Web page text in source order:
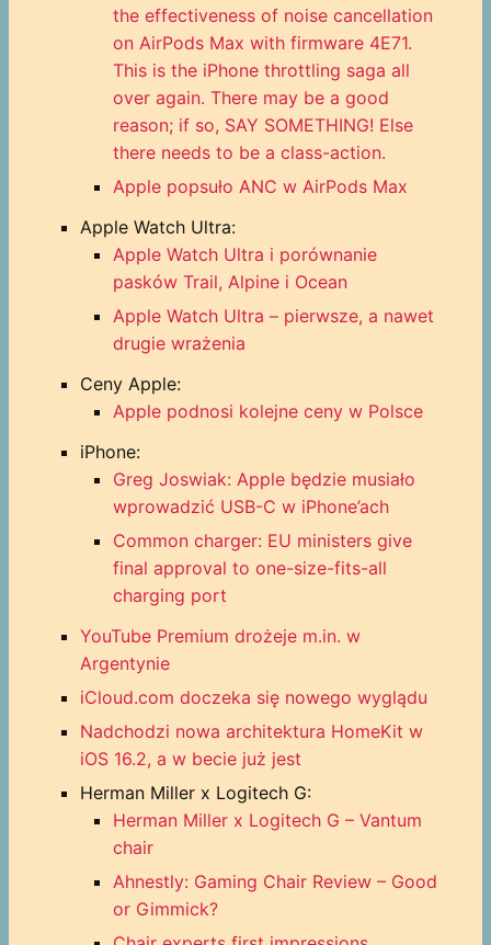
the effectiveness of noise cancellation
on AirPods Max with firmware 4E71.
This is the iPhone throttling saga all
over again. There may be a good
reason; if so, SAY SOMETHING! Else
there needs to be a class-action.
Apple popsuło ANC w AirPods Max
Apple Watch Ultra:
Apple Watch Ultra i porównanie
pasków Trail, Alpine i Ocean
Apple Watch Ultra – pierwsze, a nawet
drugie wrażenia
Ceny Apple:
Apple podnosi kolejne ceny w Polsce
iPhone:
Greg Joswiak: Apple będzie musiało
wprowadzić USB-C w iPhone’ach
Common charger: EU ministers give
final approval to one-size-fits-all
charging port
YouTube Premium drożeje m.in. w
Argentynie
iCloud.com doczeka się nowego wyglądu
Nadchodzi nowa architektura HomeKit w
iOS 16.2, a w becie już jest
Herman Miller x Logitech G:
Herman Miller x Logitech G – Vantum
chair
Ahnestly: Gaming Chair Review – Good
or Gimmick?